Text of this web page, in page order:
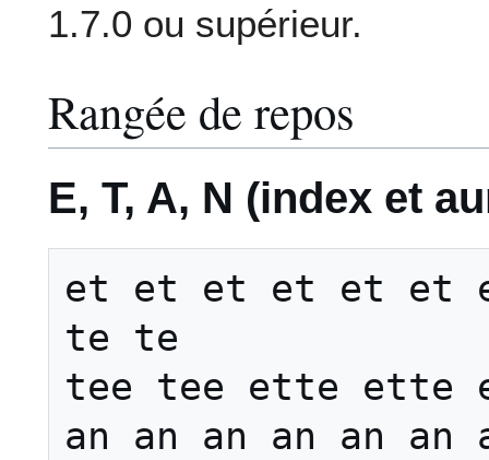
1.7.0 ou supérieur.
Rangée de repos
E, T, A, N (index et
et et et et et et
te te
tee tee ette ette
an an an an an an